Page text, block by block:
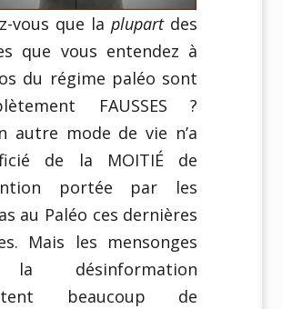
vous que laplupartdes
que vous entendez à
du régime paléo sont
FAUSSES ?
autre mode de vie n’a
de la MOITIÉ de
portée par les
au Paléo ces dernières
Mais les mensonges
désinformation
beaucoup de